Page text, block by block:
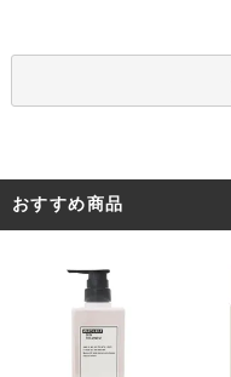
おすすめ商品